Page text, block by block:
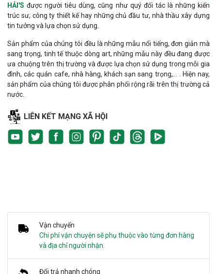
HẢI'Sđược người tiêu dùng, cũng như quý đối tác là những kiến
trúc sư, công ty thiết kế hay những chủ đầu tư, nhà thầu xây dựng
tin tưởng và lựa chọn sử dụng.
Sản phẩm của chúng tôi đều là những mẫu nổi tiếng, đơn giản mà
sang trọng, tinh tế thuộc dòng art, những mẫu này đều đang được
ưa chuộng trên thị trường và được lựa chọn sử dụng trong mỗi gia
đình, các quán cafe, nhà hàng, khách sạn sang trọng,... . Hiện nay,
sản phẩm của chúng tôi được phân phối rộng rãi trên thị trường cả
nước.
LIÊN KẾT MẠNG XÃ HỘI
Vận chuyển
Chi phí vận chuyện sẽ phụ thuộc vào từng đơn hàng
và địa chỉ người nhận.
Đổi trả nhanh chóng